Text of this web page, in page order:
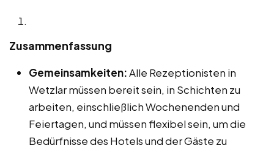
Zusammenfassung
Gemeinsamkeiten:Alle Rezeptionisten in
Wetzlar müssen bereit sein, in Schichten zu
arbeiten, einschließlich Wochenenden und
Feiertagen, und müssen flexibel sein, um die
Bedürfnisse des Hotels und der Gäste zu